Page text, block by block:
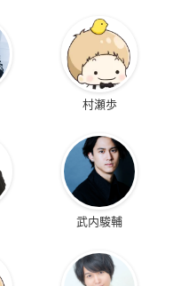
村瀬歩
武内駿輔